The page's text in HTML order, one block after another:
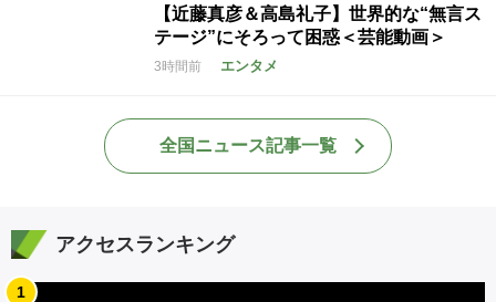
【近藤真彦＆高島礼子】世界的な“無言ス
テージ”にそろって困惑＜芸能動画＞
3時間前 エンタメ
全国ニュース記事一覧
アクセスランキング
1